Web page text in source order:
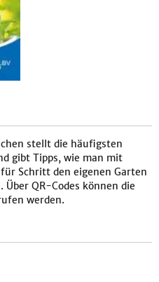
stellt die häufigsten
gibt Tipps, wie man mit
Schritt den eigenen Garten
QR-Codes können die
werden.